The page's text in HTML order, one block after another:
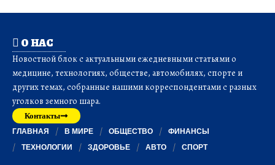
О НАС
Новостной блок с актуальными ежедневными статьями о
медицине, технологиях, обществе, автомобилях, спорте и
других темах, собранные нашими корреспондентами с разных
уголков земного шара.
Контакты
ГЛАВНАЯ В МИРЕ ОБЩЕСТВО
ФИНАНСЫ
ТЕХНОЛОГИИ
ЗДОРОВЬЕ АВТО СПОРТ